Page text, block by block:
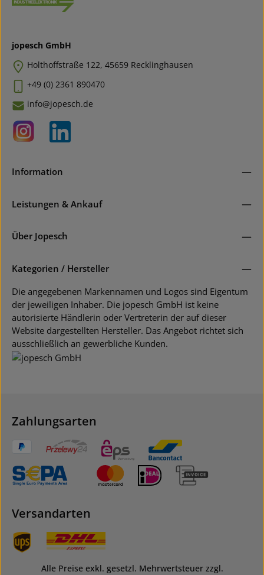
jopesch GmbH
Holthoffstraße 122, 45659 Recklinghausen
+49 (0) 2361 890470
info@jopesch.de
Information
Leistungen & Ankauf
Über Jopesch
Kategorien / Hersteller
Die angegebenen Markennamen und Logos sind Eigentum
der jeweiligen Inhaber. Die jopesch GmbH ist keine
autorisierte Händlerin oder Vertreterin der auf dieser
Website dargestellten Hersteller. Das Angebot richtet sich
ausschließlich an gewerbliche Kunden.
Zahlungsarten
Versandarten
Alle Preise exkl. gesetzl. Mehrwertsteuer zzgl.